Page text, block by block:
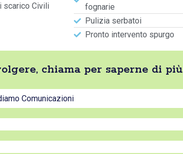
scarico Civili
fognarie
Pulizia serbatoi
Pronto intervento spurgo
chiama per saperne di più
Comunicazioni